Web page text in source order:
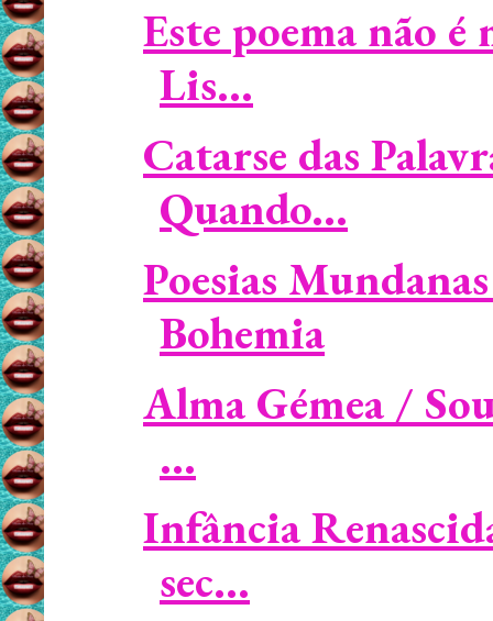
Este poema não
Lis...
Catarse das
Quando...
Poesias
Bohemia
Alma Gémea /
...
Infância
sec...